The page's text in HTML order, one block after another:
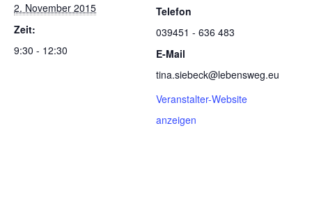
2. November 2015
Zeit:
9:30 - 12:30
Telefon
039451 - 636 483
E-Mail
tina.siebeck@lebensweg.eu
Veranstalter-Website
anzeigen